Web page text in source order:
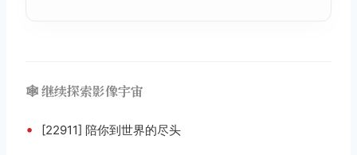
🕸️ 继续探索影像宇宙
• [22911] 陪你到世界的尽头